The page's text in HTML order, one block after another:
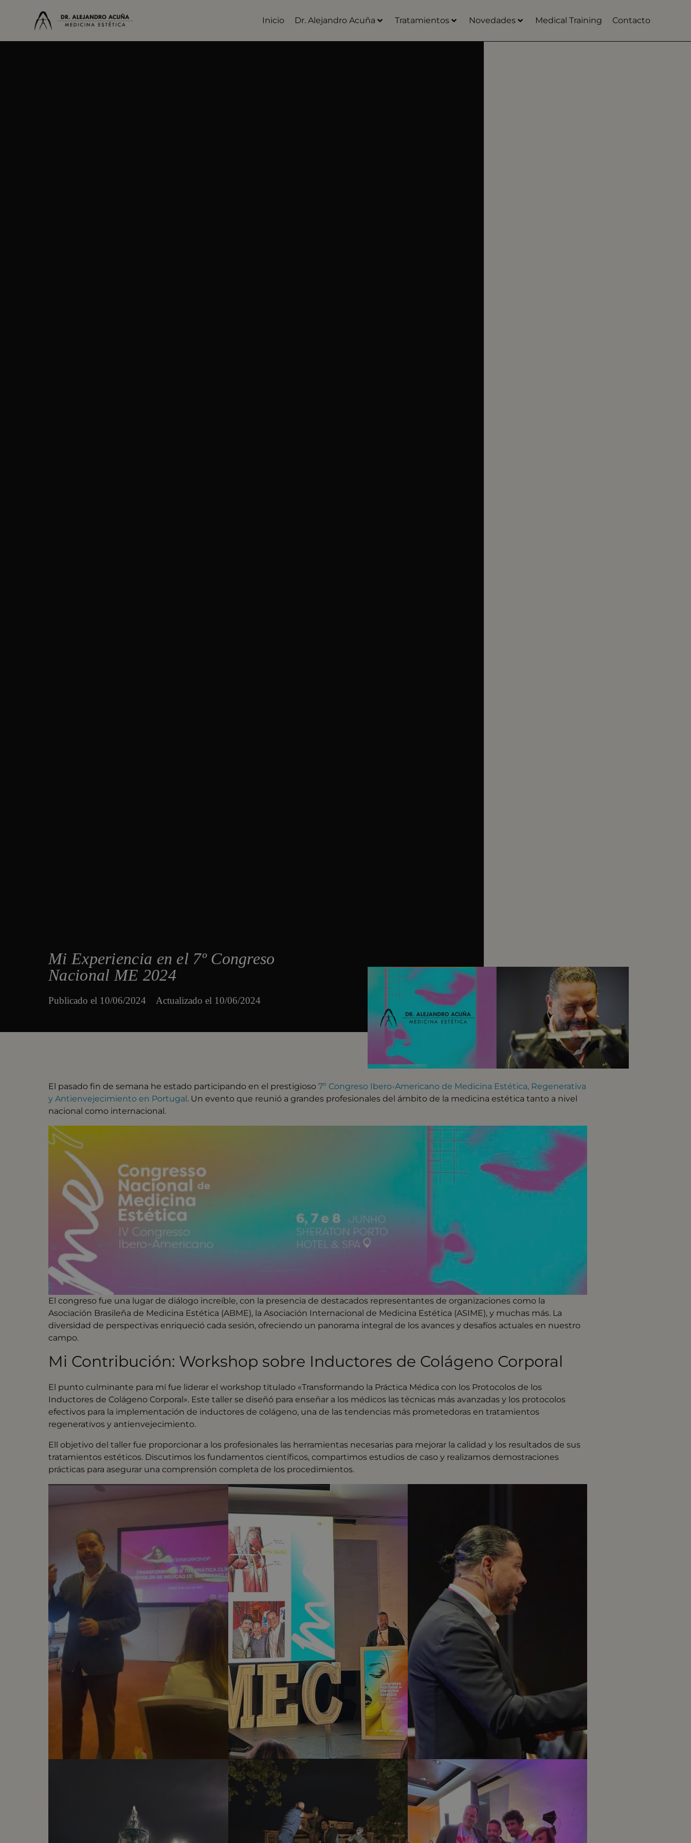
Inicio Dr. Alejandro Acuña Tratamientos Novedades Medical Training Contacto
Mi Experiencia en el 7º Congreso
Nacional ME 2024
Publicado el 10/06/2024 Actualizado el 10/06/2024
El pasado fin de semana he estado participando en el prestigioso7º Congreso Ibero-Americano de Medicina Estética, Regenerativa
y Antienvejecimiento en Portugal . Un evento que reunió a grandes profesionales del ámbito de la medicina estética tanto a nivel
nacional como internacional.
El congreso fue una lugar de diálogo increíble, con la presencia de destacados representantes de organizaciones como la
Asociación Brasileña de Medicina Estética (ABME), la Asociación Internacional de Medicina Estética (ASIME), y muchas más. La
diversidad de perspectivas enriqueció cada sesión, ofreciendo un panorama integral de los avances y desafíos actuales en nuestro
campo.
Mi Contribución: Workshop sobre Inductores de Colágeno Corporal
El punto culminante para mí fue liderar el workshop titulado «Transformando la Práctica Médica con los Protocolos de los
Inductores de Colágeno Corporal». Este taller se diseñó para enseñar a los médicos las técnicas más avanzadas y los protocolos
efectivos para la implementación de inductores de colágeno, una de las tendencias más prometedoras en tratamientos
regenerativos y antienvejecimiento.
Ell objetivo del taller fue proporcionar a los profesionales las herramientas necesarias para mejorar la calidad y los resultados de sus
tratamientos estéticos. Discutimos los fundamentos científicos, compartimos estudios de caso y realizamos demostraciones
prácticas para asegurar una comprensión completa de los procedimientos.